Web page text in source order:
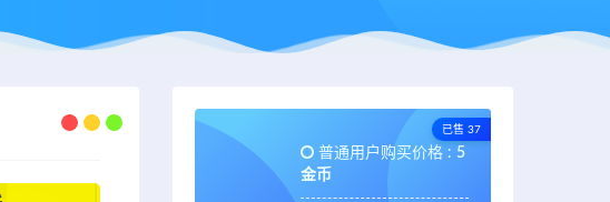
已售 37
普通用户购买价格 : 5
金币